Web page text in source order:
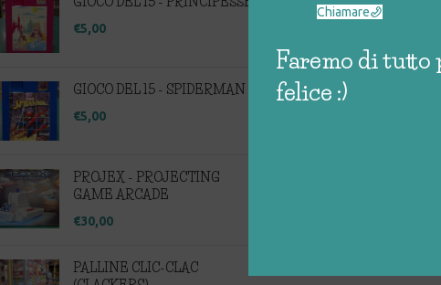
Chiamare
Faremo di
felice :)
€5,00
GIOCO DEL 15 - SPIDERMAN
€5,00
PROJEX - PROJECTING
GAME ARCADE
€30,00
PALLINE CLIC-CLAC